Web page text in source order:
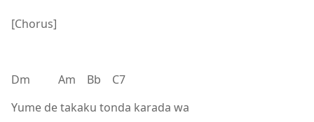
[Chorus]
Dm Am Bb C7
Yume de takaku tonda karada wa